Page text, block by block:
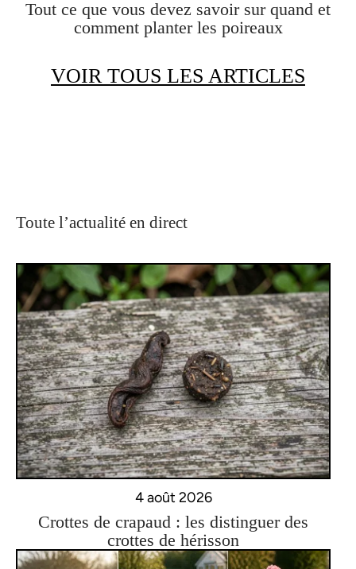
Tout ce que vous devez savoir sur quand et
comment planter les poireaux
VOIR TOUS LES ARTICLES
Toute l’actualité en direct
4 août 2026
Crottes de crapaud : les distinguer des
crottes de hérisson